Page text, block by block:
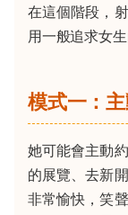
在這個階段，
用一般追求女
模式一：
她可能會主動
的展覽、去新
非常愉快，笑